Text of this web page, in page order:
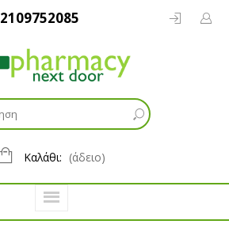
2109752085
Καλάθι: (άδειο)